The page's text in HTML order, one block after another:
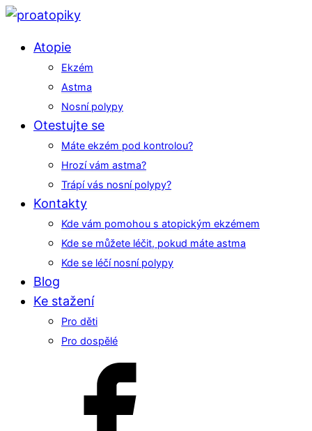
Atopie
Ekzém
Astma
Nosní polypy
Otestujte se
Máte ekzém pod kontrolou?
Hrozí vám astma?
Trápí vás nosní polypy?
Kontakty
Kde vám pomohou s atopickým ekzémem
Kde se můžete léčit, pokud máte astma
Kde se léčí nosní polypy
Blog
Ke stažení
Pro děti
Pro dospělé